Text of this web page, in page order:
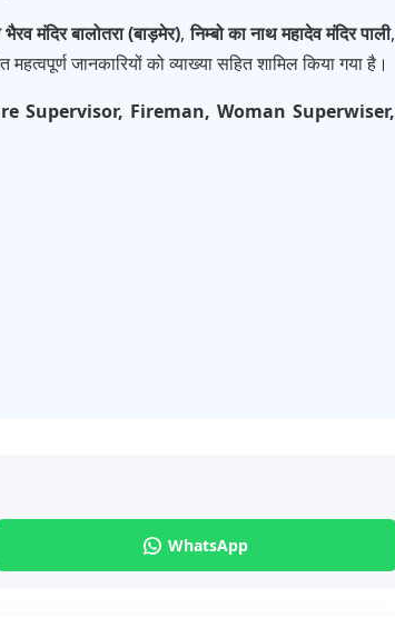
भैरव मंदिर बालोतरा (बाड़मेर),निम्बो का नाथ महादेव मंदिर पाली,
जानकारियों को व्याख्या सहित शामिल किया गया है।
Supervisor, Fireman, Woman Superwiser,
WhatsApp